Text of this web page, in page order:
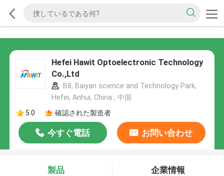
Hefei Hawit Optoelectronic Technology
Co.,Ltd
B8, Baiyan science and Technology Park,
Hefei, Anhui, China , 中国
5.0
確認された製造者
今すぐ電話 お問い合わせ
製品 企業情報